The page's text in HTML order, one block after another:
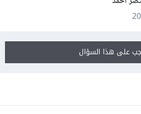
على هذا السؤال